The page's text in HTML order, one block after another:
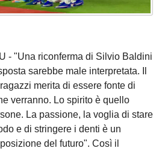
- "Una riconferma di Silvio Baldini
sarebbe male interpretata. Il
merita di essere fonte di
verranno. Lo spirito è quello
La passione, la voglia di stare
e di stringere i denti è un
del futuro". Così il